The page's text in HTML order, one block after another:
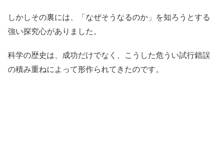
しかしその裏には、「なぜそうなるのか」を知ろうとする
強い探究心がありました。
科学の歴史は、成功だけでなく、こうした危うい試行錯誤
の積み重ねによって形作られてきたのです。